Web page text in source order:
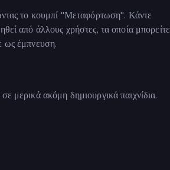
το κουμπί "Μεταφόρτωση". Κάντε
από άλλους χρήστες, τα οποία μπορείτε
ως έμπνευση.
μερικά ακόμη δημιουργικά παιχνίδια.